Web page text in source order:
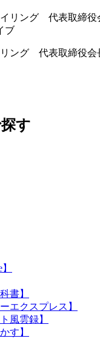
ブ
リング 代表取締役
す
書】
エクスプレス】
風雲録】
す】